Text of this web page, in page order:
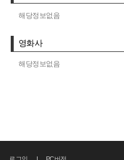
해당정보없음
영화사
해당정보없음